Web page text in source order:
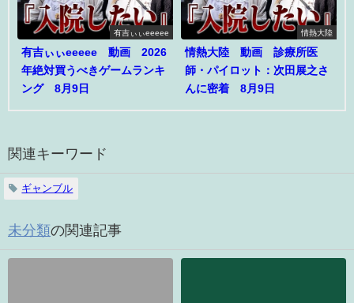
有吉ぃぃeeeee
有吉ぃぃeeeee 動画 2026
年絶対買うべきゲームランキ
ング 8月9日
情熱大陸
情熱大陸 動画 診療所医
師・パイロット：次田展之さ
んに密着 8月9日
関連キーワード
ギャンブル
未分類の関連記事